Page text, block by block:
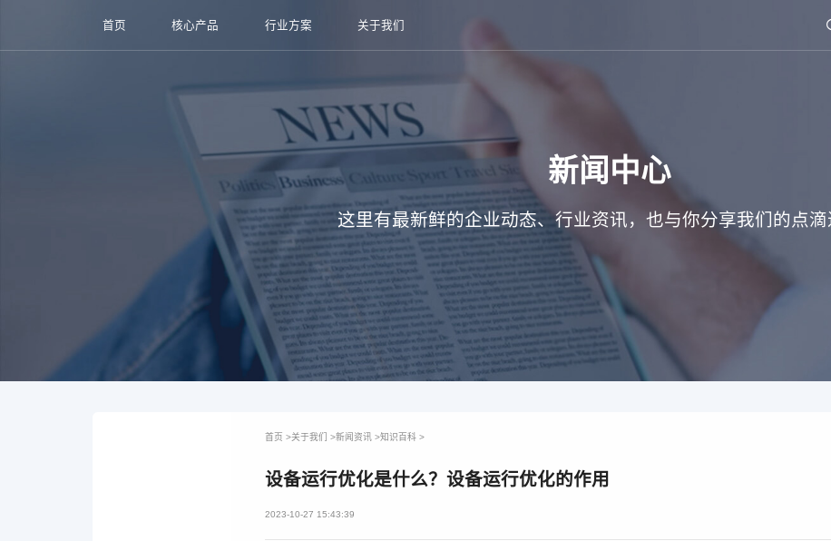
首页 核心产品 行业方案 关于我们
新闻中心
这里有最新鲜的企业动态、行业资讯，也与你分享我们的点滴
首页 >关于我们 >新闻资讯 >知识百科>
设备运行优化是什么？设备运行优化的作用
2023-10-27 15:43:39